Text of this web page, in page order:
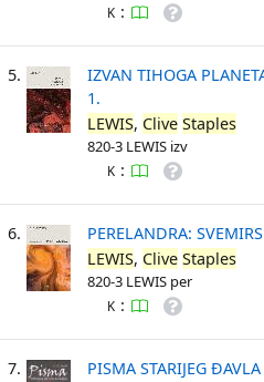
K :
5.
IZVAN TIHOGA
1.
LEWIS, Clive Staples
820-3 LEWIS izv
K :
6.
PERELANDRA:
LEWIS, Clive Staples
820-3 LEWIS per
K :
7.
PISMA STARIJEG